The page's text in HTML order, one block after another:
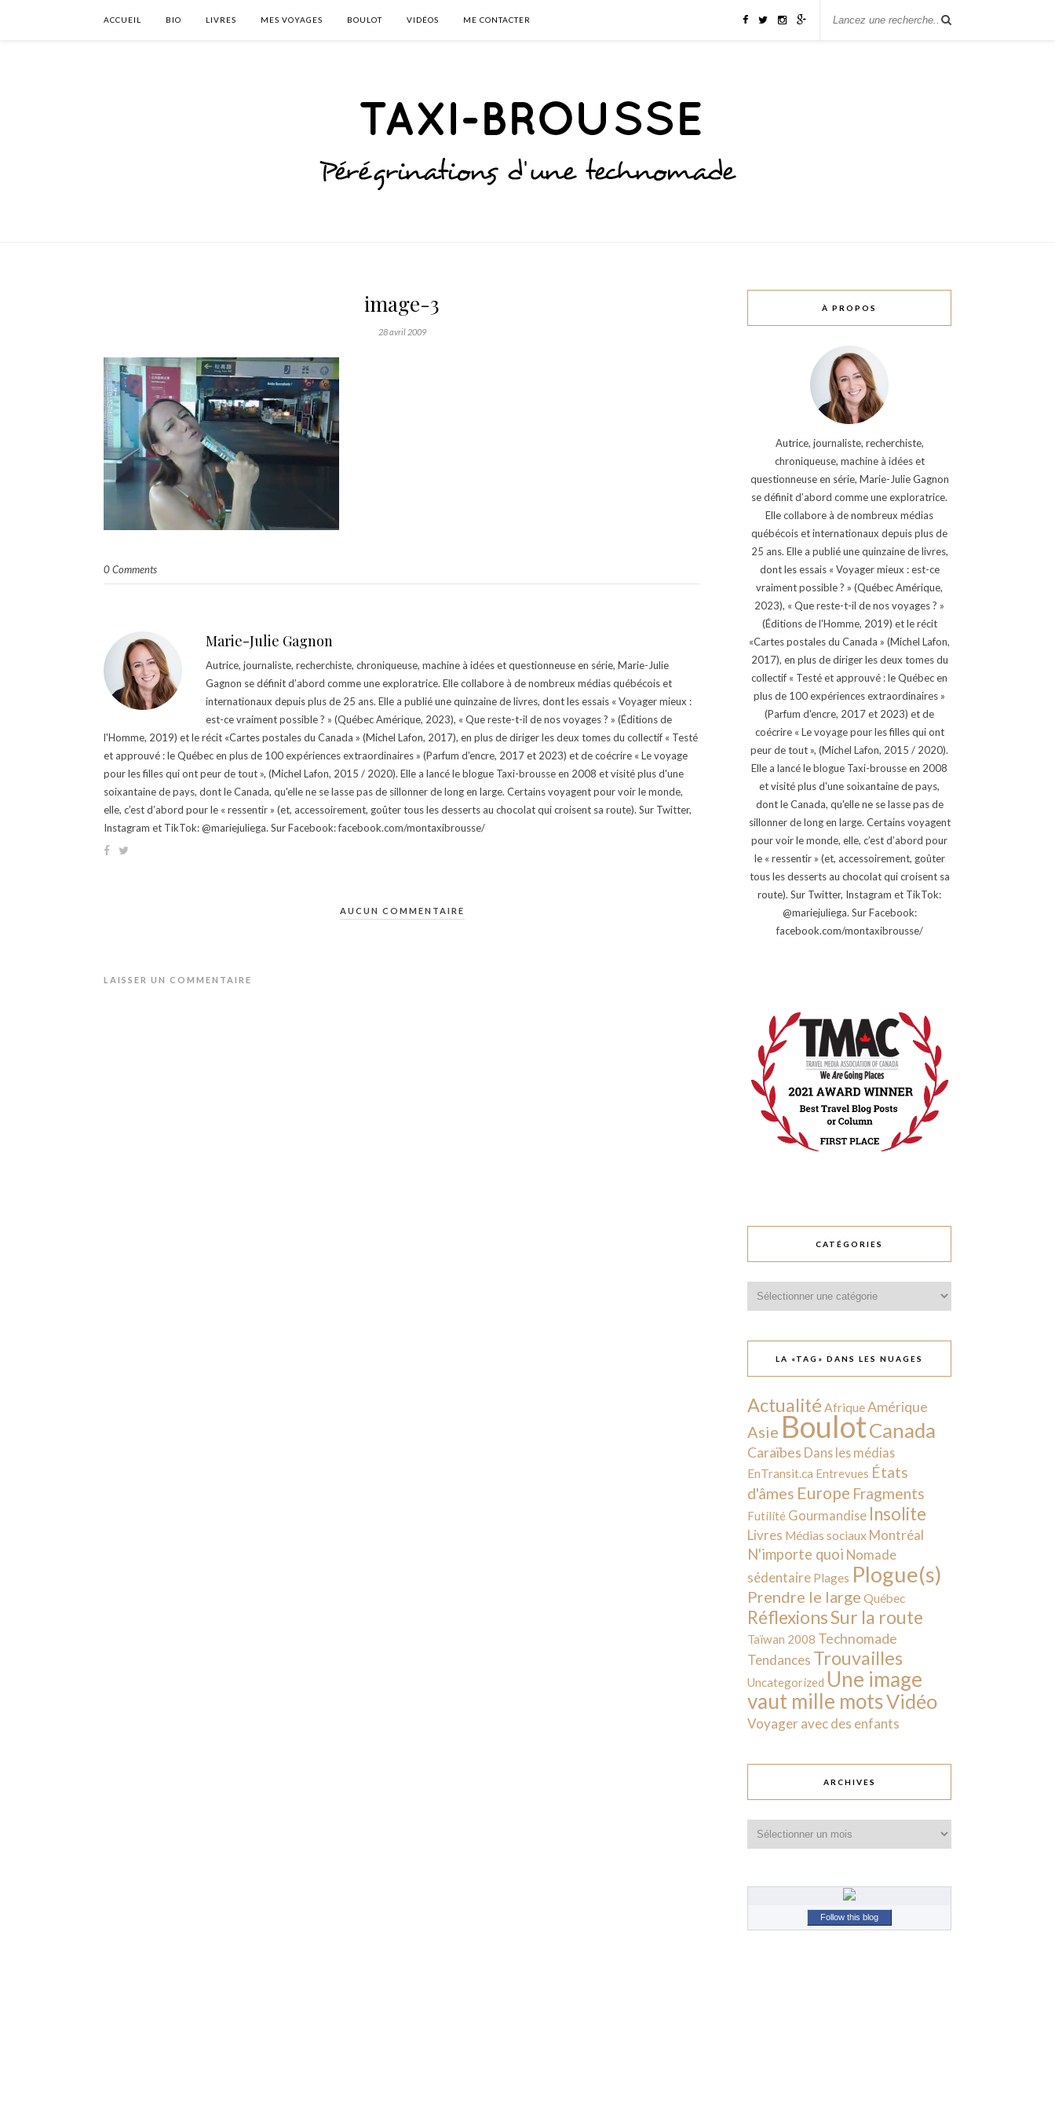
ACCUEIL BIO LIVRES MES VOYAGES BOULOT VIDÉOS ME CONTACTER
image-3
28 avril 2009
0 Comments
Marie-Julie Gagnon
Autrice, journaliste, recherchiste, chroniqueuse, machine à idées et questionneuse en série, Marie-Julie
Gagnon se définit d’abord comme une exploratrice. Elle collabore à de nombreux médias québécois et
internationaux depuis plus de 25 ans. Elle a publié une quinzaine de livres, dont les essais « Voyager mieux :
est-ce vraiment possible ? » (Québec Amérique, 2023), « Que reste-t-il de nos voyages ? » (Éditions de
l'Homme, 2019) et le récit «Cartes postales du Canada » (Michel Lafon, 2017), en plus de diriger les deux tomes du collectif « Testé
et approuvé : le Québec en plus de 100 expériences extraordinaires » (Parfum d'encre, 2017 et 2023) et de coécrire « Le voyage
pour les filles qui ont peur de tout », (Michel Lafon, 2015 / 2020). Elle a lancé le blogue Taxi-brousse en 2008 et visité plus d'une
soixantaine de pays, dont le Canada, qu'elle ne se lasse pas de sillonner de long en large. Certains voyagent pour voir le monde,
elle, c’est d’abord pour le « ressentir » (et, accessoirement, goûter tous les desserts au chocolat qui croisent sa route). Sur Twitter,
Instagram et TikTok: @mariejuliega. Sur Facebook: facebook.com/montaxibrousse/
AUCUN COMMENTAIRE
LAISSER UN COMMENTAIRE
À PROPOS
Autrice, journaliste, recherchiste,
chroniqueuse, machine à idées et
questionneuse en série, Marie-Julie Gagnon
se définit d’abord comme une exploratrice.
Elle collabore à de nombreux médias
québécois et internationaux depuis plus de
25 ans. Elle a publié une quinzaine de livres,
dont les essais « Voyager mieux : est-ce
vraiment possible ? » (Québec Amérique,
2023), « Que reste-t-il de nos voyages ? »
(Éditions de l'Homme, 2019) et le récit
«Cartes postales du Canada » (Michel Lafon,
2017), en plus de diriger les deux tomes du
collectif « Testé et approuvé : le Québec en
plus de 100 expériences extraordinaires »
(Parfum d'encre, 2017 et 2023) et de
coécrire « Le voyage pour les filles qui ont
peur de tout », (Michel Lafon, 2015 / 2020).
Elle a lancé le blogue Taxi-brousse en 2008
et visité plus d'une soixantaine de pays,
dont le Canada, qu'elle ne se lasse pas de
sillonner de long en large. Certains voyagent
pour voir le monde, elle, c’est d’abord pour
le « ressentir » (et, accessoirement, goûter
tous les desserts au chocolat qui croisent sa
route). Sur Twitter, Instagram et TikTok:
@mariejuliega. Sur Facebook:
facebook.com/montaxibrousse/
CATÉGORIES
LA «TAG» DANS LES NUAGES
Actualité AfriqueAmérique
Asie BoulotCanada
Caraïbes Dans les médias
EnTransit.ca Entrevues États
d'âmes Europe Fragments
Futilité Gourmandise Insolite
Livres Médias sociaux Montréal
N'importe quoi Nomade
sédentaire Plages Plogue(s)
Prendre le large Québec
RéflexionsSur la route
Taïwan 2008 Technomade
Tendances Trouvailles
Uncategorized Une image
vaut mille motsVidéo
Voyager avec des enfants
ARCHIVES
Follow this blog